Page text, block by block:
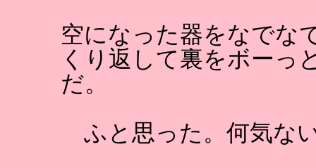
空になった器をなでな
くり返して裏をボーっ
だ。
ふと思った。何気な